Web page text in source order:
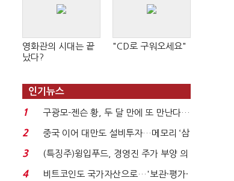
영화관의 시대는 끝
났다?
"CD로 구워오세요"
인기뉴스
1
구광모-젠슨 황, 두 달 만에 또 만난다…
로봇·AI 등 논...
2
중국 이어 대만도 설비투자…메모리 ‘삼
국전쟁’
3
(특징주)윙입푸드, 경영진 주가 부양 의
지에 상한가...
4
비트코인도 국가자산으로…'보관·평가·